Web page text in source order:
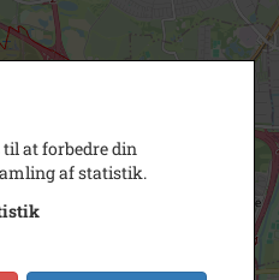
at forbedre din
af statistik.